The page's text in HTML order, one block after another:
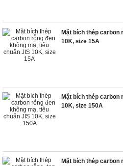
Mặt bích thép carbon
10K, size 15A
Mặt bích thép carbon
10K, size 150A
Mặt bích thép carbon